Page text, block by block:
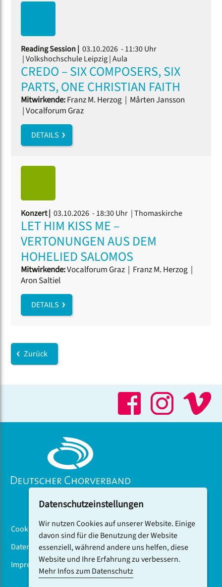
Reading Session | 03.10.2026 - 11:30 Uhr
| Volkshochschule Leipzig | Aula
CREDO – SIX COMPOSERS, SIX
PARTS, ONE CHRISTIAN FAITH
Mitwirkende:Franz M. Herzog | Mårten Jansson
|Vocalforum Graz
DETAILS
Konzert | 03.10.2026 - 18:30 Uhr | Thomaskirche
LET HIM KISS ME –
VERTONUNGEN AUS DEM
HOHELIED SALOMOS
Mitwirkende:Vocalforum Graz | Franz M. Herzog |
Aron Saltiel
DETAILS
Zurück
Cookiebanner
Datenschutz
Impressum
Datenschutzeinstellungen
Wir nutzen Cookies auf unserer Website. Einige
davon sind für die Benutzung der Website
essenziell, während andere uns helfen, diese
Website und Ihre Erfahrung zu verbessern.
Mehr Infos zum Datenschutz